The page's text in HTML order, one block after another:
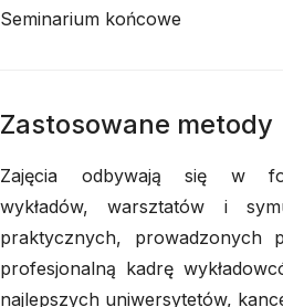
Seminarium końcowe
Zastosowane metody
Zajęcia odbywają się w
wykładów, warsztatów i
praktycznych, prowadzonych
profesjonalną kadrę
najlepszych uniwersytetów,